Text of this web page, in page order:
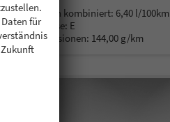
Verbrauch kombiniert: 6,40 l/100km
CO -Klasse: E
CO2-Emissionen: 144,00 g/km
für